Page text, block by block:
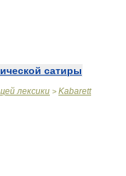
сатиры
лексики > Kabarett